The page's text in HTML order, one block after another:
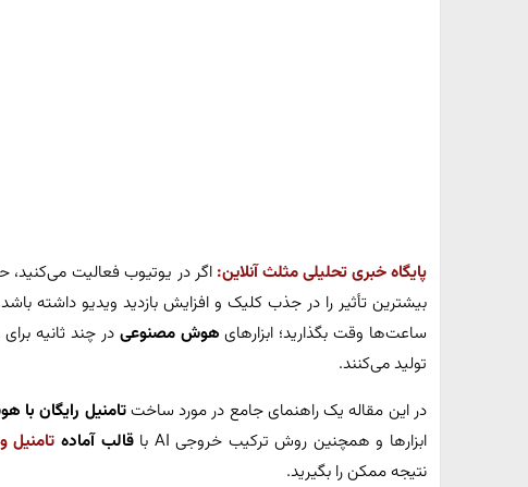
پایگاه خبری تحلیلی مثلث آنلاین: اگر در یوتیوب فعالیت می‌کنید،
بیشترین تأثیر را در جذب کلیک و افزایش بازدید ویدیو داشته
ساعت‌ها وقت بگذارید؛ ابزارهای هوش مصنوعی در چند ثانیه
تولید می‌کنند.
در این مقاله یک راهنمای جامع در مورد ساختتامنیل رایگان
ابزارها و همچنین روش ترکیب خروجی AI با
قالب آماده تامنیل
نتیجه ممکن را بگیرید.